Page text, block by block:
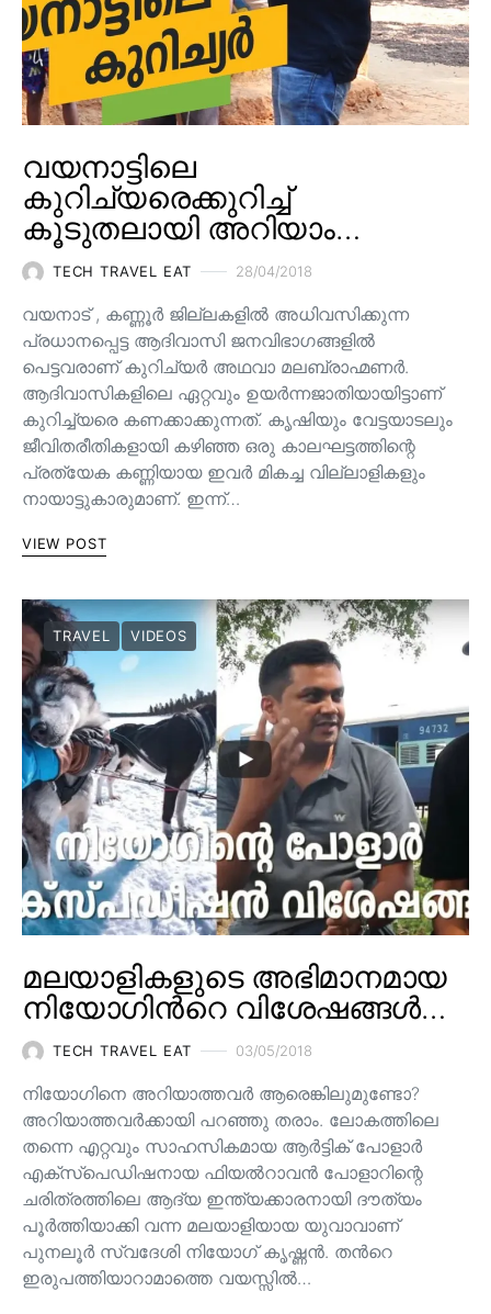
വയനാട്ടിലെ
കുറിച്യരെക്കുറിച്ച്
കൂടുതലായി അറിയാം…
TECH TRAVEL EAT 28/04/2018
വയനാട് , കണ്ണൂർ ജില്ലകളിൽ അധിവസിക്കുന്ന
പ്രധാനപ്പെട്ട ആദിവാസി ജനവിഭാഗങ്ങളിൽ
പെട്ടവരാണ് കുറിച്യർ അഥവാ മലബ്രാഹ്മണർ.
ആദിവാസികളിലെ ഏറ്റവും ഉയർന്നജാതിയായിട്ടാണ്
കുറിച്ച്യരെ കണക്കാക്കുന്നത്. കൃഷിയും വേട്ടയാടലും
ജീവിതരീതികളായി കഴിഞ്ഞ ഒരു കാലഘട്ടത്തിന്റെ
പ്രത്യേക കണ്ണിയായ ഇവര്‍ മികച്ച വില്ലാളികളും
നായാട്ടുകാരുമാണ്. ഇന്ന്…
VIEW POST
TRAVEL VIDEOS
മലയാളികളുടെ അഭിമാനമായ
നിയോഗിന്‍റെ വിശേഷങ്ങള്‍…
TECH TRAVEL EAT 03/05/2018
നിയോഗിനെ അറിയാത്തവര്‍ ആരെങ്കിലുമുണ്ടോ?
അറിയാത്തവര്‍ക്കായി പറഞ്ഞു തരാം. ലോകത്തിലെ
തന്നെ എറ്റവും സാഹസികമായ ആർട്ടിക് പോളാർ
എക്സ്പെഡിഷനായ ഫിയൽറാവൻ പോളാറിന്റെ
ചരിത്രത്തിലെ ആദ്യ ഇന്ത്യക്കാരനായി ദൗത്യം
പൂർത്തിയാക്കി വന്ന മലയാളിയായ യുവാവാണ്
പുനലൂര്‍ സ്വദേശി നിയോഗ് കൃഷ്ണന്‍. തന്‍റെ
ഇരുപത്തിയാറാമാത്തെ വയസ്സില്‍…